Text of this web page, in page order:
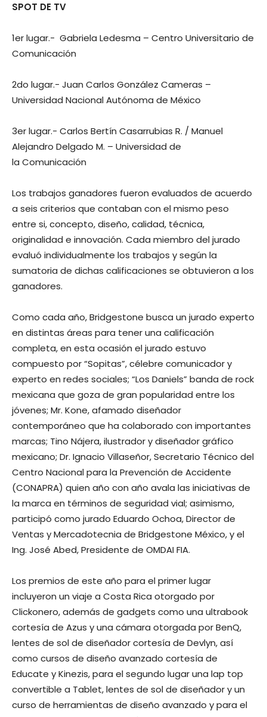
SPOT DE TV
1er lugar.- Gabriela Ledesma – Centro Universitario de
Comunicación
2do lugar.- Juan Carlos González Cameras –
Universidad Nacional Autónoma de México
3er lugar.- Carlos Bertín Casarrubias R. / Manuel
Alejandro Delgado M. – Universidad de
la Comunicación
Los trabajos ganadores fueron evaluados de acuerdo
a seis criterios que contaban con el mismo peso
entre si, concepto, diseño, calidad, técnica,
originalidad e innovación. Cada miembro del jurado
evaluó individualmente los trabajos y según la
sumatoria de dichas calificaciones se obtuvieron a los
ganadores.
Como cada año, Bridgestone busca un jurado experto
en distintas áreas para tener una calificación
completa, en esta ocasión el jurado estuvo
compuesto por “Sopitas”, célebre comunicador y
experto en redes sociales; “Los Daniels” banda de rock
mexicana que goza de gran popularidad entre los
jóvenes; Mr. Kone, afamado diseñador
contemporáneo que ha colaborado con importantes
marcas; Tino Nájera, ilustrador y diseñador gráfico
mexicano; Dr. Ignacio Villaseñor, Secretario Técnico del
Centro Nacional para la Prevención de Accidente
(CONAPRA) quien año con año avala las iniciativas de
la marca en términos de seguridad vial; asimismo,
participó como jurado Eduardo Ochoa, Director de
Ventas y Mercadotecnia de Bridgestone México, y el
Ing. José Abed, Presidente de OMDAI FIA.
Los premios de este año para el primer lugar
incluyeron un viaje a Costa Rica otorgado por
Clickonero, además de gadgets como una ultrabook
cortesía de Azus y una cámara otorgada por BenQ,
lentes de sol de diseñador cortesía de Devlyn, así
como cursos de diseño avanzado cortesía de
Educate y Kinezis, para el segundo lugar una lap top
convertible a Tablet, lentes de sol de diseñador y un
curso de herramientas de diseño avanzado y para el